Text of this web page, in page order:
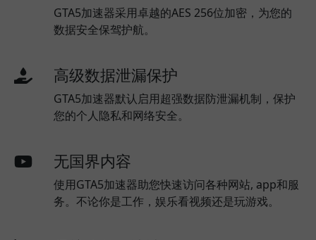
GTA5加速器采用卓越的AES 256位加密，为您的
数据安全保驾护航。
高级数据泄漏保护
GTA5加速器默认启用超强数据防泄漏机制，保护
您的个人隐私和网络安全。
无国界内容
使用GTA5加速器助您快速访问各种网站, app和服
务。不论你是工作，娱乐看视频还是玩游戏。